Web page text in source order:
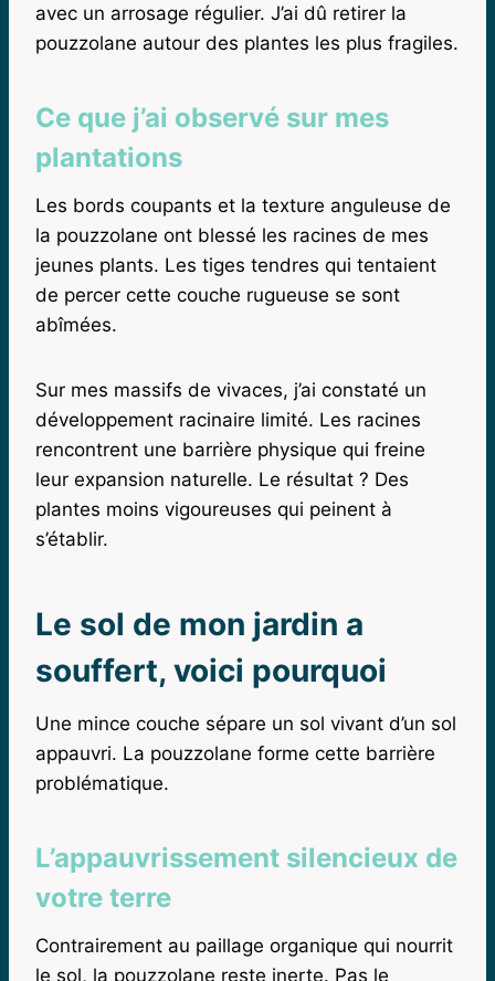
avec un arrosage régulier. J’ai dû retirer la
pouzzolane autour des plantes les plus fragiles.
Ce que j’ai observé sur mes
plantations
Les bords coupants et la texture anguleuse de
la pouzzolane ont blessé les racines de mes
jeunes plants. Les tiges tendres qui tentaient
de percer cette couche rugueuse se sont
abîmées.
Sur mes massifs de vivaces, j’ai constaté un
développement racinaire limité. Les racines
rencontrent une barrière physique qui freine
leur expansion naturelle. Le résultat ? Des
plantes moins vigoureuses qui peinent à
s’établir.
Le sol de mon jardin a
souffert, voici pourquoi
Une mince couche sépare un sol vivant d’un sol
appauvri. La pouzzolane forme cette barrière
problématique.
L’appauvrissement silencieux de
votre terre
Contrairement au paillage organique qui nourrit
le sol, la pouzzolane reste inerte. Pas le